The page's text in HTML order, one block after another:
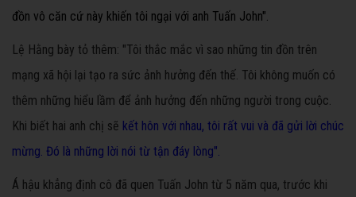
đồn vô căn cứ này khiến tôi ngại với anh Tuấn John".
Lệ Hằng bày tỏ thêm: "Tôi thắc mắc vì sao những tin đồn trên
mạng xã hội lại tạo ra sức ảnh hưởng đến thế. Tôi không muốn có
thêm những hiểu lầm để ảnh hưởng đến những người trong cuộc.
Khi biết hai anh chị sẽ kết hôn với nhau, tôi rất vui và đã gửi lời chúc
mừng. Đó là những lời nói từ tận đáy lòng".
Á hậu khẳng định cô đã quen Tuấn John từ 5 năm qua, trước khi